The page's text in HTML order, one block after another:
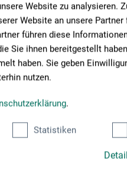
Website zu analysieren.
Website an unsere
führen diese
Sie ihnen bereitgestellt
haben. Sie geben
nutzen.
.
Statistiken